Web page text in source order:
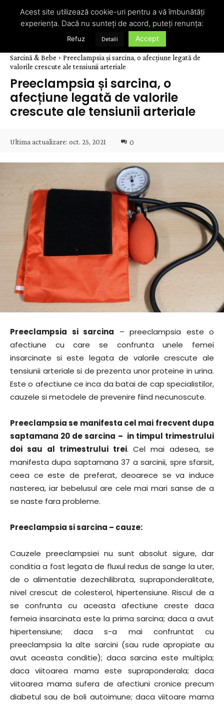
Sarcină & Bebe
Preeclampsia și sarcina, o afecțiune legată de
valorile crescute ale tensiunii arteriale
Preeclampsia și sarcina, o
afecțiune legată de valorile
crescute ale tensiunii arteriale
Ultima actualizare: oct. 25, 2021 0
Preeclampsia si sarcina – preeclampsia este o
afectiune cu care se confrunta unele femei
insarcinate si este legata de valorile crescute ale
tensiunii arteriale si de prezenta unor proteine in urina.
Este o afectiune ce inca da batai de cap specialistilor,
cauzele si metodele de prevenire fiind necunoscute.
Preeclampsia se manifesta cel mai frecvent dupa
saptamana 20 de sarcina – in timpul trimestrului
doi sau al trimestrului trei. Cel mai adesea, se
manifesta dupa saptamana 37 a sarcinii, spre sfarsit,
ceea ce este de preferat, deoarece se va induce
nasterea, iar bebelusul are cele mai mari sanse de a
se naste fara probleme.
Preeclampsia si sarcina – cauze:
Cauzele preeclampsiei nu sunt absolut sigure, dar
conditia a fost legata de fluxul redus de sange la uter,
de o alimentatie dezechilibrata, supraponderalitate,
nivel crescut de colesterol, hipertensiune. Riscul de a
se confrunta cu aceasta afectiune creste daca
femeia insarcinata este la prima sarcina; daca a avut
hipertensiune; daca s-a mai confruntat cu
preeclampsia la alte sarcini (sau rude apropiate au
avut aceasta conditie); daca sarcina este multipla;
daca viitoarea mama este supraponderala; daca
viitoarea mama sufera de afectiuni cronice precum
diabetul sau de boli autoimune; daca viitoare mama
Acest site utilizează cookie-uri pentru a vă îmbunătăți
experiența. Dacă nu sunteți de acord, puteți renunța:
Refuz Detalii Accept